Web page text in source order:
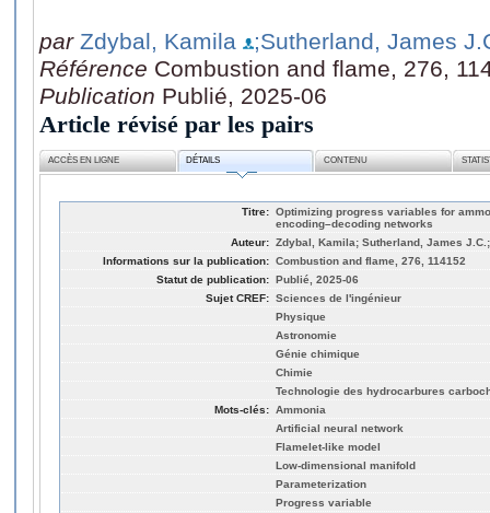
par Zdybal, Kamila
;Sutherland, James
Référence Combustion and flame, 276,
Publication Publié, 2025-06
Article révisé par les pairs
ACCÈS EN LIGNE DÉTAILS CONTENU
Titre: Optimizing progress variables for
encoding–decoding networks
Auteur: Zdybal, Kamila; Sutherland, James
Informations sur la publication: Combustion and flame, 276, 114152
Statut de publication: Publié, 2025-06
Sujet CREF: Sciences de l'ingénieur
Physique
Astronomie
Génie chimique
Chimie
Technologie des hydrocarbures
Mots-clés: Ammonia
Artificial neural network
Flamelet-like model
Low-dimensional manifold
Parameterization
Progress variable